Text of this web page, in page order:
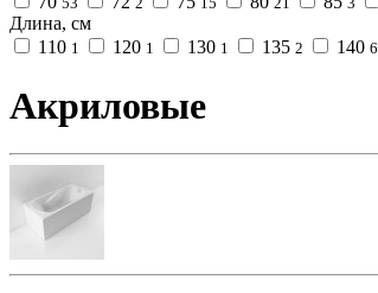
Длина, см
110 1 120 1 130 1 135 2 140 6
Акриловые